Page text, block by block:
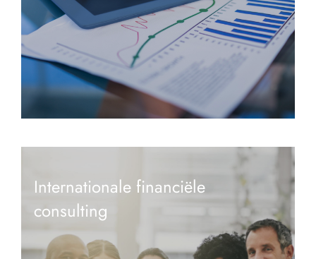
Internationale financiële
consulting